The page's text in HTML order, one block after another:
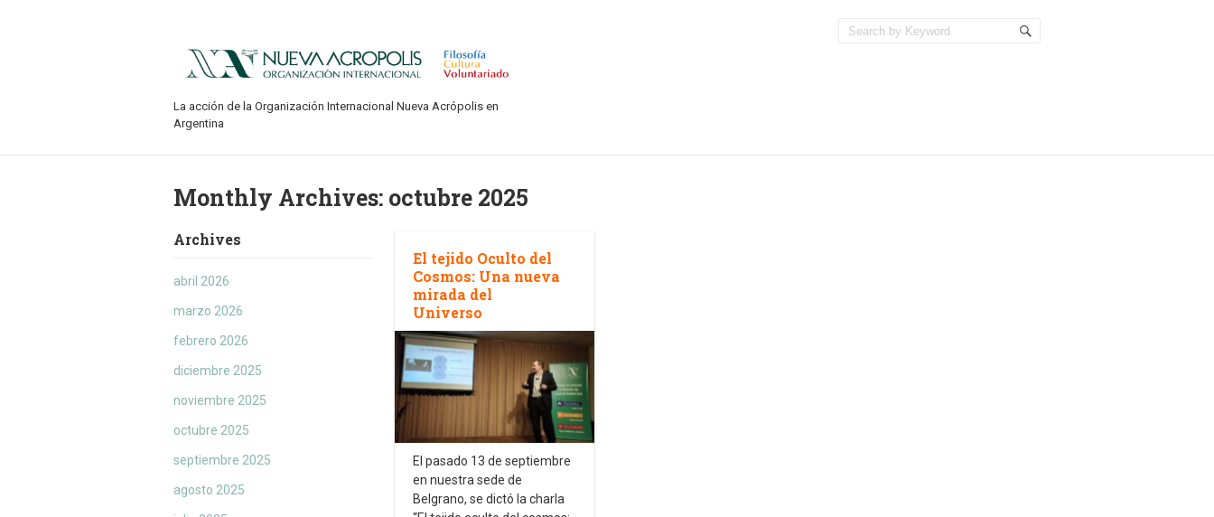
La acción de la Organización Internacional Nueva Acrópolis en
Argentina
Monthly Archives: octubre 2025
Archives
abril 2026
marzo 2026
febrero 2026
diciembre 2025
noviembre 2025
octubre 2025
septiembre 2025
agosto 2025
El tejido Oculto del
Cosmos: Una nueva
mirada del
Universo
El pasado 13 de septiembre
en nuestra sede de
Belgrano, se dictó la charla